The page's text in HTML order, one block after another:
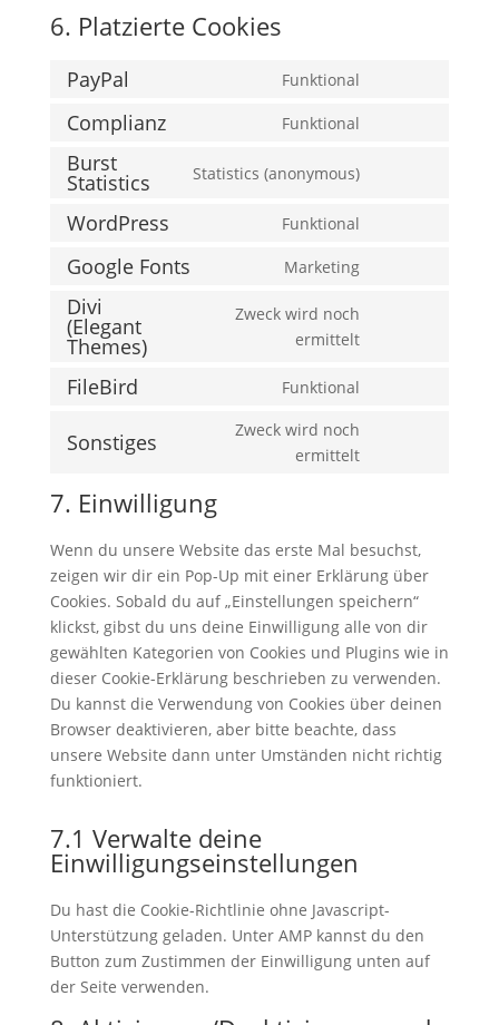
6. Platzierte Cookies
PayPal Funktional
Complianz Funktional
Burst
Statistics Statistics (anonymous)
WordPress Funktional
Google Fonts Marketing
Divi
(Elegant
Themes)
Zweck wird noch
ermittelt
FileBird Funktional
Sonstiges
Zweck wird noch
ermittelt
7. Einwilligung
Wenn du unsere Website das erste Mal besuchst,
zeigen wir dir ein Pop-Up mit einer Erklärung über
Cookies. Sobald du auf „Einstellungen speichern“
klickst, gibst du uns deine Einwilligung alle von dir
gewählten Kategorien von Cookies und Plugins wie in
dieser Cookie-Erklärung beschrieben zu verwenden.
Du kannst die Verwendung von Cookies über deinen
Browser deaktivieren, aber bitte beachte, dass
unsere Website dann unter Umständen nicht richtig
funktioniert.
7.1 Verwalte deine
Einwilligungseinstellungen
Du hast die Cookie-Richtlinie ohne Javascript-
Unterstützung geladen. Unter AMP kannst du den
Button zum Zustimmen der Einwilligung unten auf
der Seite verwenden.